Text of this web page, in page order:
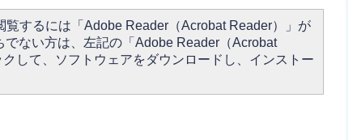
覧するには「Adobe Reader（Acrobat Reader）」が
でない方は、左記の「Adobe Reader（Acrobat
して、ソフトウェアをダウンロードし、インストー